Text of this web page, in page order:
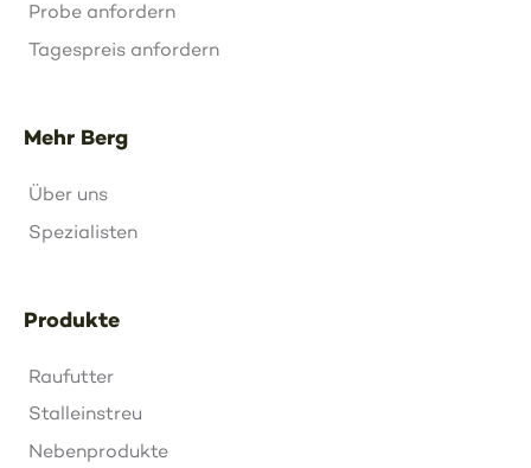
Probe anfordern
Tagespreis anfordern
Mehr Berg
Über uns
Spezialisten
Produkte
Raufutter
Stalleinstreu
Nebenprodukte